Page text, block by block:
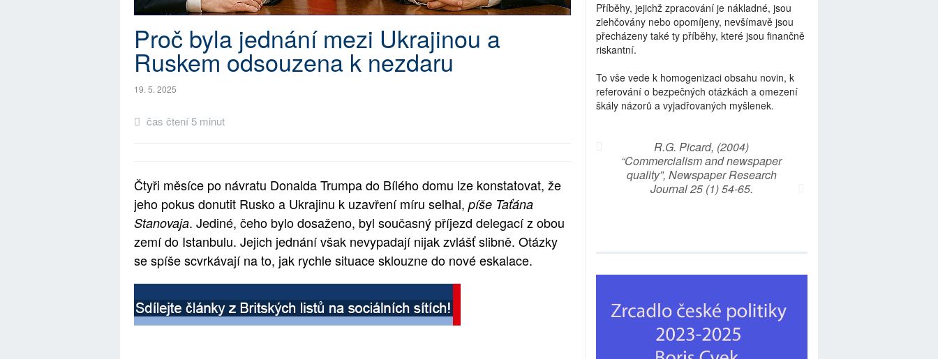
Proč byla jednání mezi Ukrajinou a
Ruskem odsouzena k nezdaru
19. 5. 2025
čas čtení 5 minut
Čtyři měsíce po návratu Donalda Trumpa do Bílého domu lze konstatovat, že
jeho pokus donutit Rusko a Ukrajinu k uzavření míru selhal, píše Taťána
Stanovaja. Jediné, čeho bylo dosaženo, byl současný příjezd delegací z obou
zemí do Istanbulu. Jejich jednání však nevypadají nijak zvlášť slibně. Otázky
se spíše scvrkávají na to, jak rychle situace sklouzne do nové eskalace.
Příběhy, jejichž zpracování je nákladné, jsou
zlehčovány nebo opomíjeny, nevšímavě jsou
přecházeny také ty příběhy, které jsou finančně
riskantní.
To vše vede k homogenizaci obsahu novin, k
referování o bezpečných otázkách a omezení
škály názorů a vyjadřovaných myšlenek.
R.G. Picard, (2004)
“Commercialism and newspaper
quality”, Newspaper Research
Journal 25 (1) 54-65.